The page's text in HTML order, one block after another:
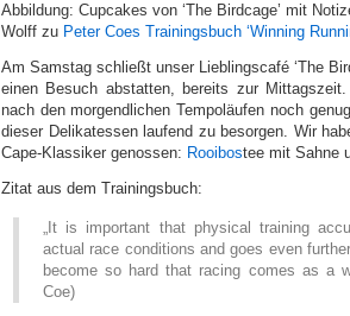
Abbildung: Cupcakes von ‘The Birdcage’ mit
Wolff zu Peter Coes Trainingsbuch ‘Winning
Am Samstag schließt unser Lieblingscafé ‘The
einen Besuch abstatten, bereits zur
nach den morgendlichen Tempoläufen noch
dieser Delikatessen laufend zu besorgen. Wir
Cape-Klassiker genossen: Rooibostee mit Sahne
Zitat aus dem Trainingsbuch:
„It is important that physical training
actual race conditions and goes even
become so hard that racing comes as a
Coe)